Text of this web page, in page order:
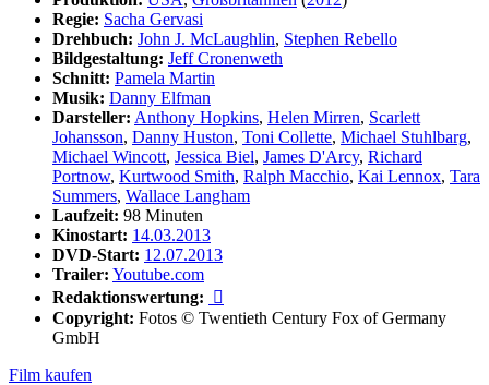
Regie: Sacha Gervasi
Drehbuch: John J. McLaughlin, Stephen Rebello
Bildgestaltung: Jeff Cronenweth
Schnitt: Pamela Martin
Musik: Danny Elfman
Darsteller: Anthony Hopkins, Helen Mirren, Scarlett
Johansson, Danny Huston, Toni Collette, Michael Stuhlbarg,
Michael Wincott, Jessica Biel, James D'Arcy, Richard
Portnow, Kurtwood Smith, Ralph Macchio, Kai Lennox, Tara
Summers, Wallace Langham
Laufzeit: 98 Minuten
Kinostart: 14.03.2013
DVD-Start: 12.07.2013
Trailer: Youtube.com
Redaktionswertung:

Copyright: Fotos © Twentieth Century Fox of Germany
GmbH
Film kaufen